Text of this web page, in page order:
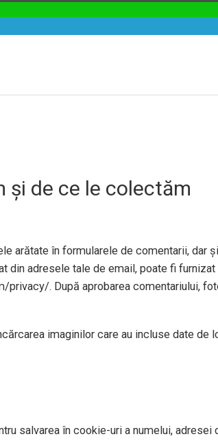
și de ce le colectăm
arătate în formularele de comentarii, dar
din adresele tale de email, poate fi
. După aprobarea comentariului,
imaginilor care au incluse date
salvarea în cookie-uri a numelui,